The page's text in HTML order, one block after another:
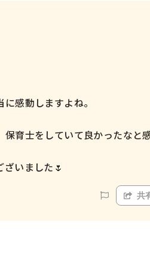
感動しますよね。
育士をしていて良かったなと
いました🌷
共